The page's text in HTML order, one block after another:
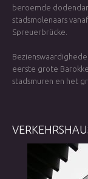
beroemde
stadsmolenaars
Spreuerbrücke.
eerste grote
stadsmuren en het